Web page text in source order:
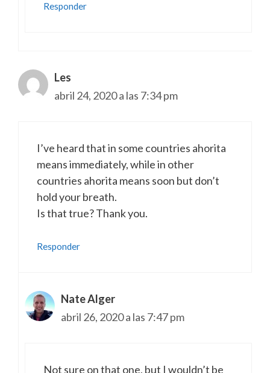
Responder
Les
abril 24, 2020 a las 7:34 pm
I’ve heard that in some countries ahorita
means immediately, while in other
countries ahorita means soon but don’t
hold your breath.
Is that true? Thank you.
Responder
Nate Alger
abril 26, 2020 a las 7:47 pm
Not sure on that one, but I wouldn’t be